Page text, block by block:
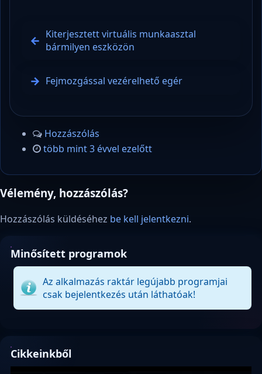
Kiterjesztett virtuális munkaasztal
bármilyen eszközön
Fejmozgással vezérelhető egér
Hozzászólás
több mint 3 évvel ezelőtt
Vélemény, hozzászólás?
Hozzászólás küldéséhez be kell jelentkezni.
Minősített programok
Az alkalmazás raktár legújabb programjai
csak bejelentkezés után láthatóak!
Cikkeinkből